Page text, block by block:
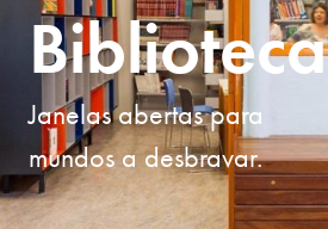
Biblioteca
Janelas abertas para
mundos a desbravar.